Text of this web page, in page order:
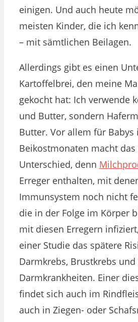
einigen. Und auch heute
meisten Kinder, die ich
– mit sämtlichen Beilagen.
Allerdings gibt es einen
Kartoffelbrei, den meine
gekocht hat: Ich verwende
und Butter, sondern
Butter. Vor allem für Babys
Beikostmonaten macht das
Unterschied, denn
Erreger enthalten, mit
Immunsystem noch nicht
die in der Folge im Körper
mit diesen Erregern
einer Studie das spätere
Darmkrebs, Brustkrebs
Darmkrankheiten. Einer
findet sich auch im
auch in Ziegen- oder